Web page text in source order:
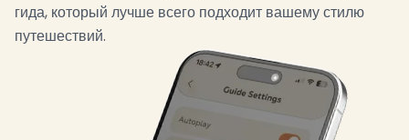
гида, который лучше всего подходит вашему стилю
путешествий.